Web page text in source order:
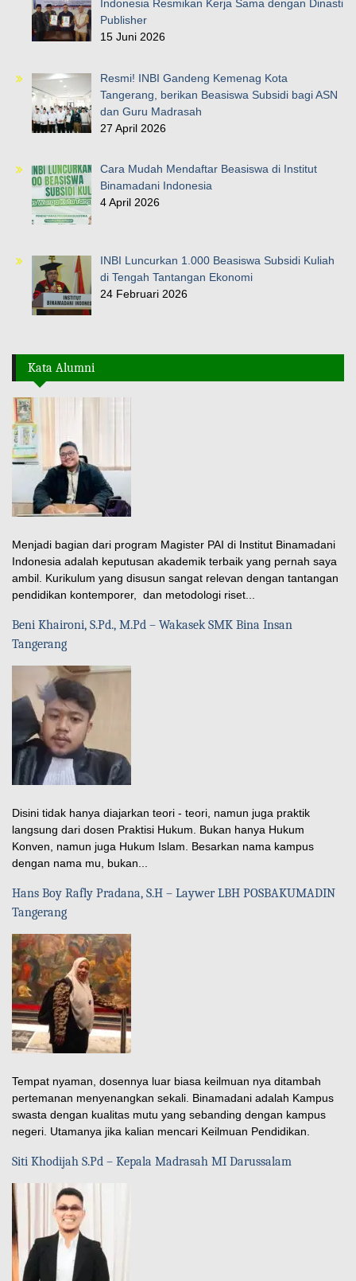
Indonesia Resmikan Kerja Sama dengan Dinasti
Publisher
15 Juni 2026
Resmi! INBI Gandeng Kemenag Kota
Tangerang, berikan Beasiswa Subsidi bagi ASN
dan Guru Madrasah
27 April 2026
Cara Mudah Mendaftar Beasiswa di Institut
Binamadani Indonesia
4 April 2026
INBI Luncurkan 1.000 Beasiswa Subsidi Kuliah
di Tengah Tantangan Ekonomi
24 Februari 2026
Kata Alumni
Menjadi bagian dari program Magister PAI di Institut Binamadani
Indonesia adalah keputusan akademik terbaik yang pernah saya
ambil. Kurikulum yang disusun sangat relevan dengan tantangan
pendidikan kontemporer, dan metodologi riset...
Beni Khaironi, S.Pd., M.Pd – Wakasek SMK Bina Insan
Tangerang
Disini tidak hanya diajarkan teori - teori, namun juga praktik
langsung dari dosen Praktisi Hukum. Bukan hanya Hukum
Konven, namun juga Hukum Islam. Besarkan nama kampus
dengan nama mu, bukan...
Hans Boy Rafly Pradana, S.H – Laywer LBH POSBAKUMADIN
Tangerang
Tempat nyaman, dosennya luar biasa keilmuan nya ditambah
pertemanan menyenangkan sekali. Binamadani adalah Kampus
swasta dengan kualitas mutu yang sebanding dengan kampus
negeri. Utamanya jika kalian mencari Keilmuan Pendidikan.
Siti Khodijah S.Pd – Kepala Madrasah MI Darussalam